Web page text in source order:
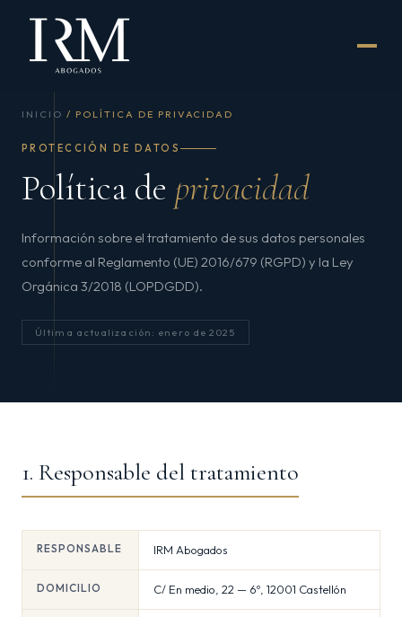
INICIO / POLÍTICA DE PRIVACIDAD
PROTECCIÓN DE DATOS
Política de privacidad
Información sobre el tratamiento de sus datos personales
conforme al Reglamento (UE) 2016/679 (RGPD) y la Ley
Orgánica 3/2018 (LOPDGDD).
Última actualización: enero de 2025
1. Responsable del tratamiento
RESPONSABLE IRM Abogados
DOMICILIO C/ En medio, 22 — 6º, 12001 Castellón